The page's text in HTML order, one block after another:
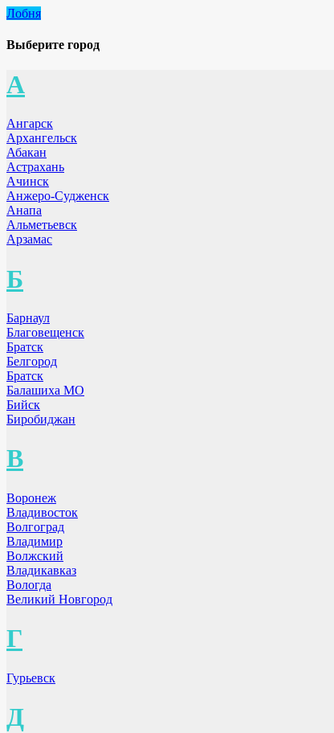
Лобня
Выберите город
А
Ангарск
Архангельск
Абакан
Астрахань
Ачинск
Анжеро-Судженск
Анапа
Альметьевск
Арзамас
Б
Барнаул
Благовещенск
Братск
Белгород
Братск
Балашиха МО
Бийск
Биробиджан
В
Воронеж
Владивосток
Волгоград
Владимир
Волжский
Владикавказ
Вологда
Великий Новгород
Г
Гурьевск
Д